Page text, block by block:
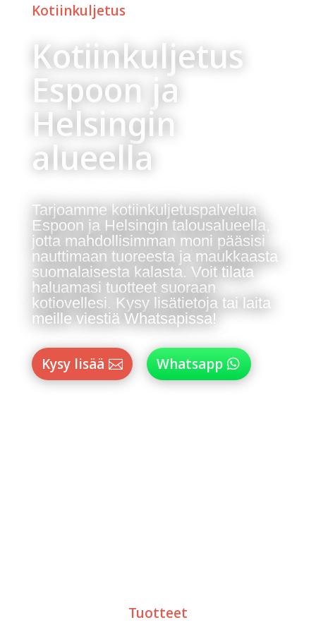
Kotiinkuljetus
Kotiinkuljetus
Espoon ja
Helsingin
alueella
Tarjoamme kotiinkuljetuspalvelua
Espoon ja Helsingin talousalueella,
jotta mahdollisimman moni pääsisi
nauttimaan tuoreesta ja maukkaasta
suomalaisesta kalasta. Voit tilata
haluamasi tuotteet suoraan
kotiovellesi. Kysy lisätietoja tai laita
meille viestiä Whatsapissa!
Kysy lisää Whatsapp
Tuotteet